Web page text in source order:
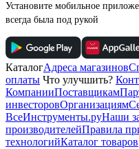
Установите мобильное
всегда была под рукой
КаталогАдреса магазинов
оплаты Что улучшить?
КомпанииПоставщикам
инвесторовОрганизациям
ВсеИнструменты.руНаши
производителейПравила
технологийКаталог товаров